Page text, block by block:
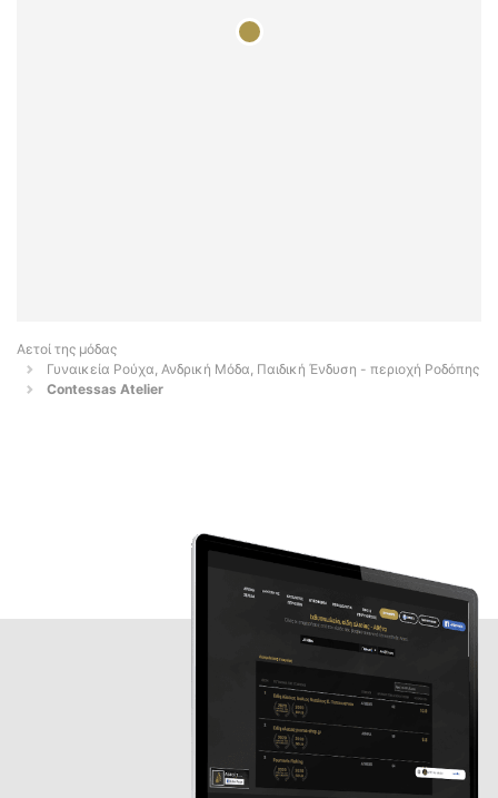
Αετοί της μόδας
Γυναικεία Ρούχα, Ανδρική Μόδα, Παιδική Ένδυση - περιοχή Ροδόπης
Contessas Atelier